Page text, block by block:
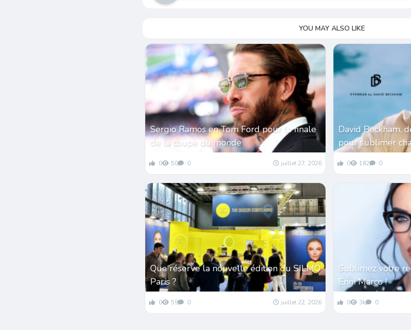
YOU MAY ALSO LIKE
Sergio Ramos en Tom Ford pour la finale
de la coupe du monde
0 50 0 juillet 27, 2026
David Beckham,
pour sublimer
0 182 0
Que réserve la nouvelle édition du SILMO
Paris ?
0 59 0 juillet 22, 2026
Sublimez votre
Enni Marco !
0 3k 0